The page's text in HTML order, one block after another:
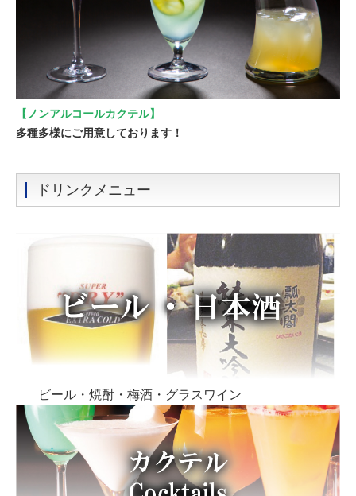
【ノンアルコールカクテル】
多種多様にご用意しております！
ドリンクメニュー
ビール・焼酎・梅酒・グラスワイン